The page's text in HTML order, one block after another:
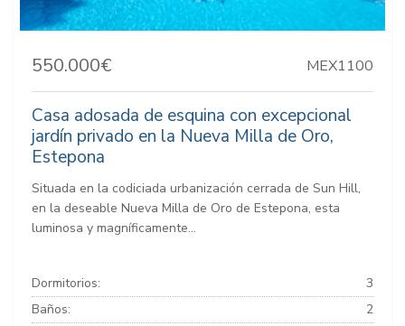
550.000€ MEX1100
Casa adosada de esquina con excepcional
jardín privado en la Nueva Milla de Oro,
Estepona
Situada en la codiciada urbanización cerrada de Sun Hill,
en la deseable Nueva Milla de Oro de Estepona, esta
luminosa y magníficamente...
Dormitorios:
3
Baños:
2